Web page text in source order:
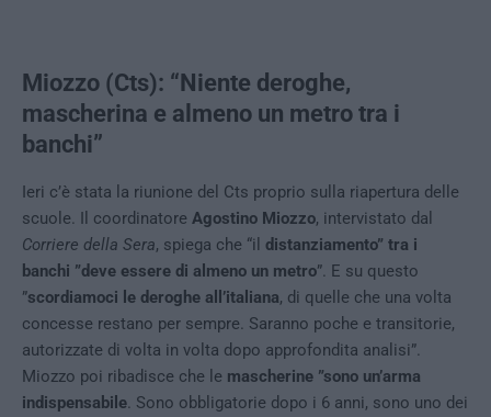
Miozzo (Cts): “Niente deroghe,
mascherina e almeno un metro tra i
banchi”
Ieri c’è stata la riunione del Cts proprio sulla riapertura delle
scuole. Il coordinatore Agostino Miozzo, intervistato dal
Corriere della Sera, spiega che “il distanziamento” tra i
banchi ”deve essere di almeno un metro”. E su questo
”scordiamoci le deroghe all’italiana, di quelle che una volta
concesse restano per sempre. Saranno poche e transitorie,
autorizzate di volta in volta dopo approfondita analisi”.
Miozzo poi ribadisce che le mascherine ”sono un’arma
indispensabile . Sono obbligatorie dopo i 6 anni, sono uno dei